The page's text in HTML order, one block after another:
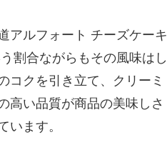
アルフォート チーズケーキ
割合ながらもその風味はし
コクを引き立て、クリーミ
高い品質が商品の美味しさ
います。